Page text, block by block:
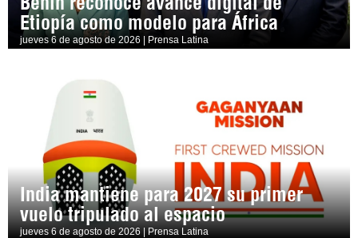
Etiopía como modelo para África
jueves 6 de agosto de 2026 | Prensa Latina
India mantiene para 2027 su primer
vuelo tripulado al espacio
jueves 6 de agosto de 2026 | Prensa Latina